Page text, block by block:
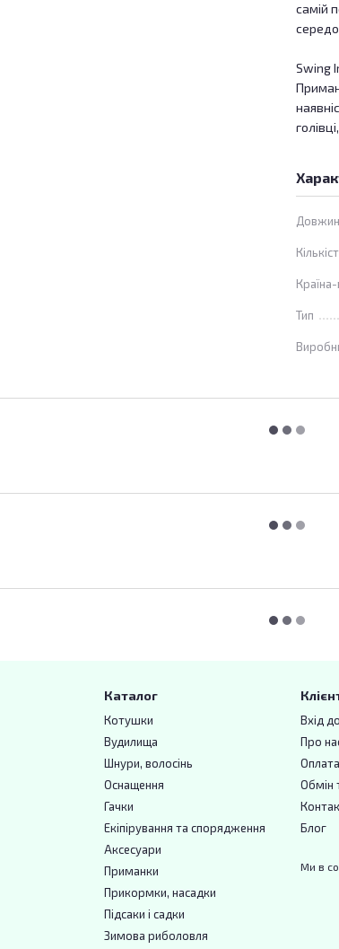
самій
Swing
Тип
Каталог
Котушки
Вудилища
Шнури, волосінь
Оснащення
Гачки
Екіпірування та спорядження
Аксесуари
Приманки
Прикормки, насадки
Підсаки і садки
Зимова риболовля
Вхід
Про
Обмін
Блог
Ми в